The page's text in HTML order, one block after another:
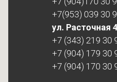
+7(953) 039 30
ул. Расточная
+7 (343) 219 30
+7 (904) 179 30
+7 (904) 170 30